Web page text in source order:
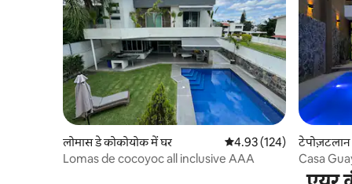
लोमास डे कोकोयोक में घर औसत रेटिंग 5 में से 4.93, 124
4.93 (124)
Lomas de cocoyoc all inclusive AAA
टेपोज़टलान
Casa